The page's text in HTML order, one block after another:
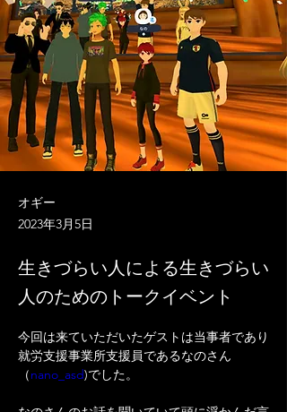
オギー
2023年3月5日
生きづらい人による生きづらい
人のためのトークイベント
今回は来ていただいたゲストは当事者であり
就労支援事業所支援員であるなのさん
（nano_asd)でした。